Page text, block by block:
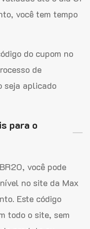
você tem tempo
do cupom no
de
seja aplicado
para o
você pode
no site da Max
Este código
todo o site, sem